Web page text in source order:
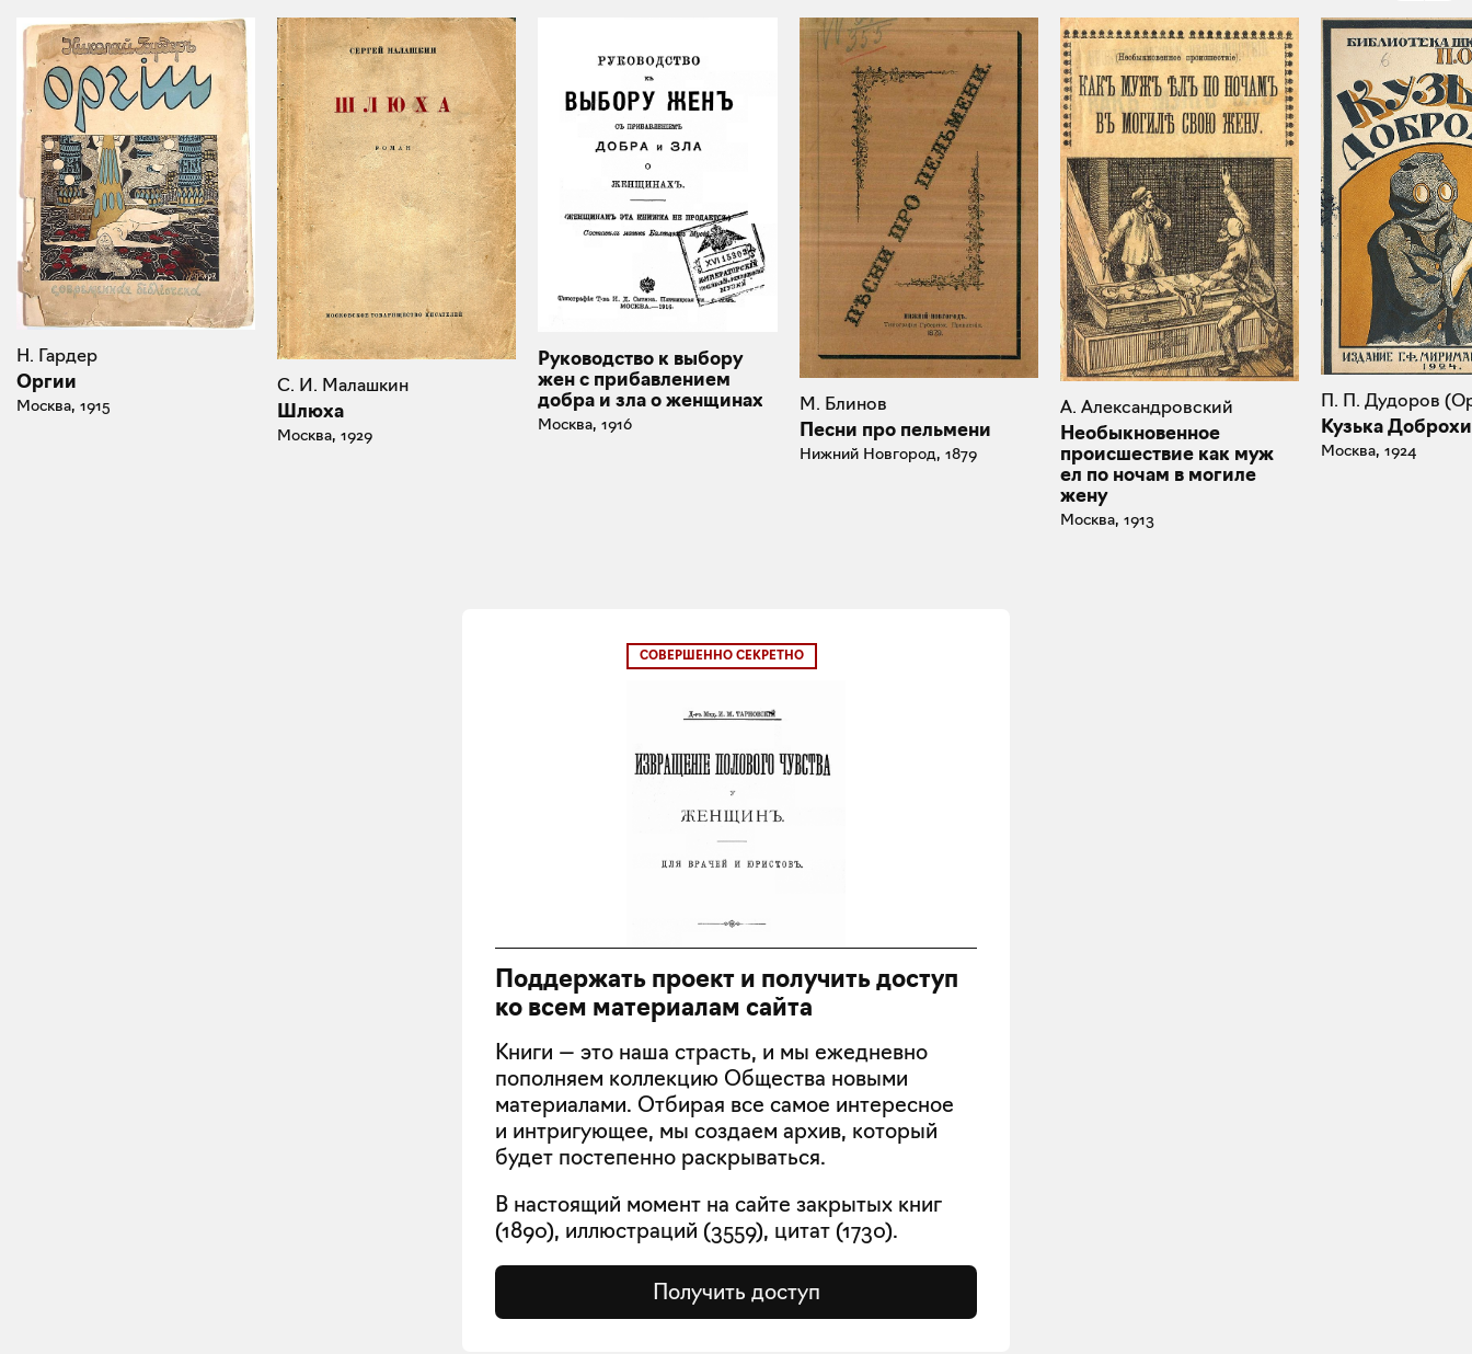
Н. Гардер
Оргии
Москва, 1915
С. И. Малашкин
Шлюха
Москва, 1929
Руководство к выбору
жен с прибавлением
добра и зла о женщинах
Москва, 1916
М. Блинов
Песни про пельмени
Нижний Новгород, 1879
А. Александровский
Необыкновенное
происшествие как муж
ел по ночам в могиле
жену
Москва, 1913
П. П. Дудоров
Кузька
Москва, 1924
СОВЕРШЕННО СЕКРЕТНО
Поддержать проект и получить доступ
ко всем материалам сайта
Книги — это наша страсть, и мы ежедневно
пополняем коллекцию Общества новыми
материалами. Отбирая все самое интересное
и интригующее, мы создаем архив, который
будет постепенно раскрываться.
В настоящий момент на сайте закрытых книг
(1890), иллюстраций (3559), цитат (1730).
Получить доступ